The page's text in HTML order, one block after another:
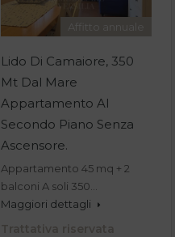
Affitto annuale
Lido Di Camaiore, 350
Mt Dal Mare
Appartamento Al
Secondo Piano Senza
Ascensore.
Appartamento 45 mq + 2
balconi A soli 350…
Maggiori dettagli
Trattativa riservata